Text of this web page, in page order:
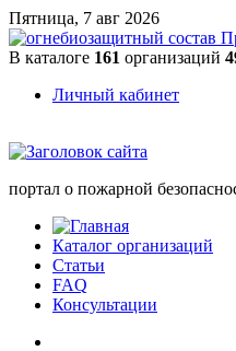
Пятница, 7 авг 2026
В каталоге 161 организаций
Личный кабинет
портал о пожарной
Каталог организаций
Статьи
FAQ
Консультации